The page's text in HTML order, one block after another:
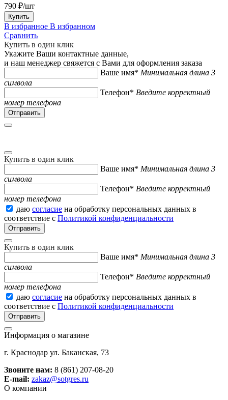
790 ₽/шт
Купить
В избранное В избранном
Сравнить
Купить в один клик
Укажите Ваши контактные данные,
и наш менеджер свяжется с Вами для оформления заказа
Ваше имя* Минимальная длина 3
символа
Телефон* Введите корректный
номер телефона
Купить в один клик
Ваше имя* Минимальная длина 3
символа
Телефон* Введите корректный
номер телефона
даю согласие на обработку персональных данных в
соответствие с Политикой конфиденциальности
Купить в один клик
Ваше имя* Минимальная длина 3
символа
Телефон* Введите корректный
номер телефона
даю согласие на обработку персональных данных в
соответствие с Политикой конфиденциальности
Информация о магазине
г. Краснодар ул. Баканская, 73
Звоните нам: 8 (861) 207-08-20
E-mail: zakaz@sotgres.ru
О компании